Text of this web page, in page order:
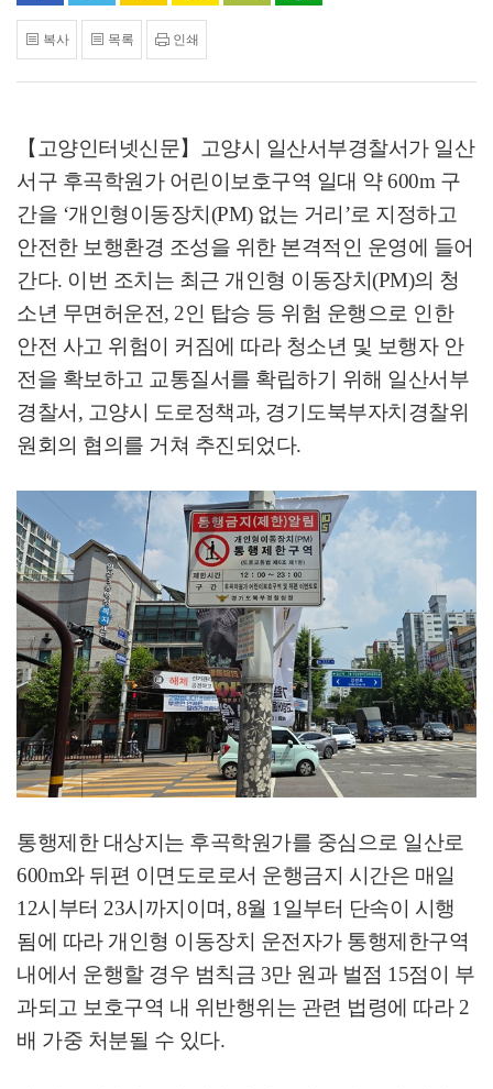
복사 목록 인쇄
【고양인터넷신문】
고양시 일산서부경찰서가 일산
서구 후곡학원가 어린이보호구역 일대 약600m 구
간을 ‘개인형이동장치 (PM) 없는 거리 ’로 지정하고
안전한 보행환경 조성을 위한 본격적인 운영에 들어
간다. 이번 조치는 최근 개인형 이동장치 (PM)의 청
소년 무면허운전, 2인 탑승 등 위험 운행으로 인한
안전 사고 위험이 커짐에 따라 청소년 및 보행자 안
전을 확보하고 교통질서를 확립하기 위해 일산서부
경찰서 , 고양시 도로정책과, 경기도북부자치경찰위
원회의 협의를 거쳐 추진되었다.
통행제한 대상지는 후곡학원가를 중심으로 일산로
600m와 뒤편 이면도로로서 운행금지 시간은 매일
12시부터 23시까지이며 , 8월 1일부터 단속이 시행
됨에 따라 개인형 이동장치 운전자가 통행제한구역
내에서 운행할 경우 범칙금 3만 원과 벌점 15점이 부
과되고 보호구역 내 위반행위는 관련 법령에 따라2
배 가중 처분될 수 있다.